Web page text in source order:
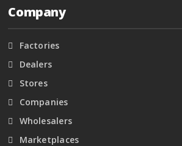
Company
Factories
Dealers
Stores
Companies
Wholesalers
Marketplaces